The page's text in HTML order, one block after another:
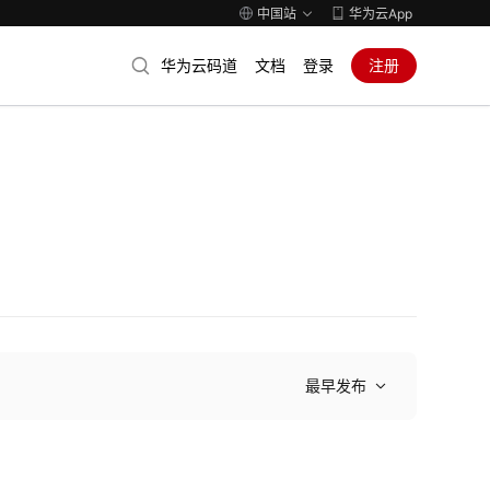
中国站 华为云App
华为云码道 文档 登录 注册
最早发布